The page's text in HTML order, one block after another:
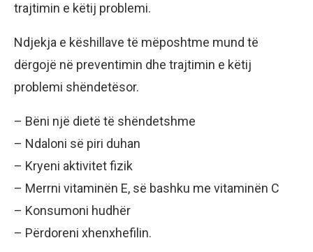
trajtimin e këtij problemi.
Ndjekja e këshillave të mëposhtme mund të
dërgojë në preventimin dhe trajtimin e këtij
problemi shëndetësor.
– Bëni një dietë të shëndetshme
– Ndaloni së piri duhan
– Kryeni aktivitet fizik
– Merrni vitaminën E, së bashku me vitaminën C
– Konsumoni hudhër
– Përdoreni xhenxhefilin.